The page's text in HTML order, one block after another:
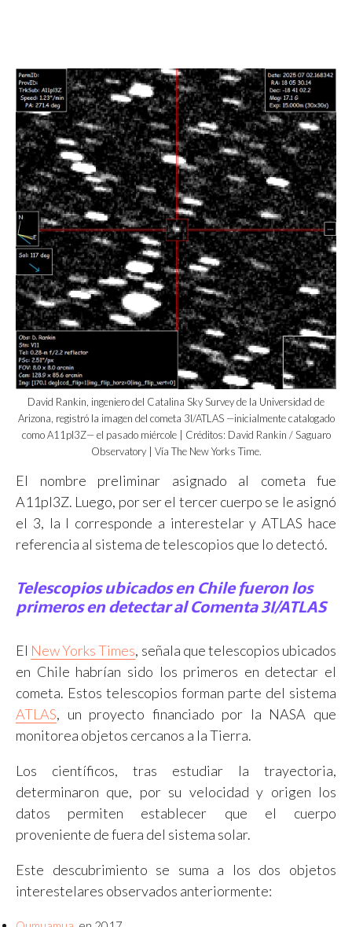
David Rankin, ingeniero del Catalina Sky Survey de la Universidad de
Arizona, registró la imagen del cometa 3I/ATLAS —inicialmente catalogado
como A11pl3Z— el pasado miércole | Créditos: David Rankin / Saguaro
Observatory | Vía The New Yorks Time.
El nombre preliminar asignado al cometa fue
A11pl3Z. Luego, por ser el tercer cuerpo se le asignó
el 3, la I corresponde a interestelar y ATLAS hace
referencia al sistema de telescopios que lo detectó.
Telescopios ubicados en Chile fueron los
primeros en detectar al Comenta 3I/ATLAS
El New Yorks Times, señala que telescopios ubicados
en Chile habrían sido los primeros en detectar el
cometa. Estos telescopios forman parte del sistema
ATLAS, un proyecto financiado por la NASA que
monitorea objetos cercanos a la Tierra.
Los científicos, tras estudiar la trayectoria,
determinaron que, por su velocidad y origen los
datos permiten establecer que el cuerpo
proveniente de fuera del sistema solar.
Este descubrimiento se suma a los dos objetos
interestelares observados anteriormente: